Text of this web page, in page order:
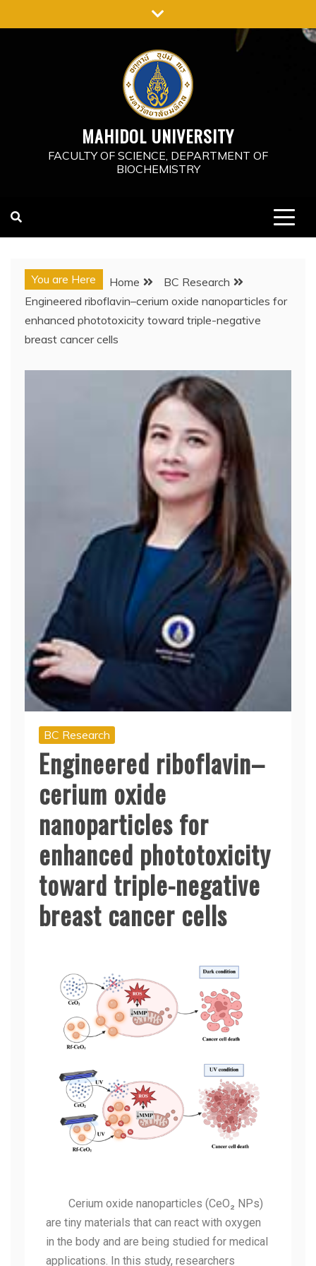
MAHIDOL UNIVERSITY
FACULTY OF SCIENCE, DEPARTMENT OF
BIOCHEMISTRY
You are Here Home
BC Research
Engineered riboflavin–cerium oxide nanoparticles for
enhanced phototoxicity toward triple-negative
breast cancer cells
BC Research
Engineered riboflavin–
cerium oxide
nanoparticles for
enhanced phototoxicity
toward triple-negative
breast cancer cells
Cerium oxide nanoparticles (CeO₂ NPs)
are tiny materials that can react with oxygen
in the body and are being studied for medical
applications. In this study, researchers